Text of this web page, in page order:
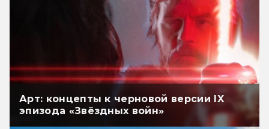
Арт: концепты к черновой версии IX
эпизода «Звёздных войн»